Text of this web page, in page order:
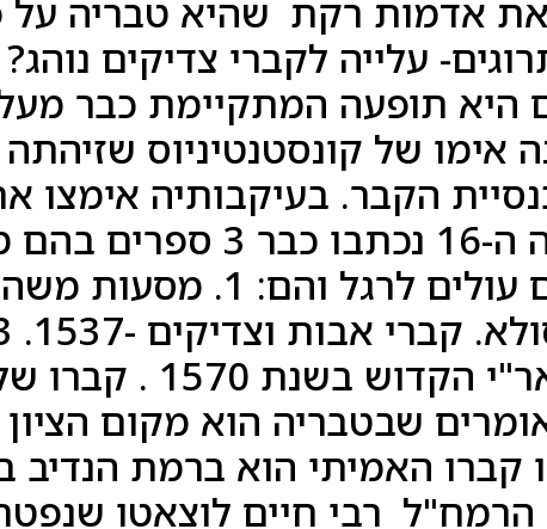
את אדמות רקת שהיא טבריה
עלייה לקברי צדיקים
אימו של קונסטנטיניוס
הקבר. בעיקבותיה אימצו
וגם המוסלמים. במאה ה-16
שכתב תלמידו של
שבטבריה הוא מקום
קברו האמיתי הוא ברמת